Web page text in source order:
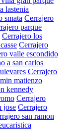
lastenia
smata Cerrajero
parque
Cerrajero los
Cerrajero
valle escondido
a san carlos
Cerrajero
matienzo
kennedy
Cerrajero
jose Cerrajero
san ramon